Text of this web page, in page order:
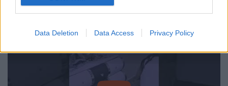
Data Deletion Data Access Privacy Policy
Βίντεο από την επιχείρηση